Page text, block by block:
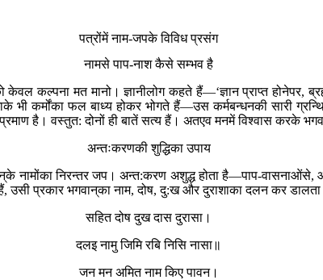
पत्रोंमें नाम-जपके विविध प्रसंग
नामसे पाप-नाश कैसे सम्भव है
कल्पना मत मानो। ज्ञानीलोग कहते हैं—‘ज्ञान प्राप्त होनेपर,
कर्मोंका फल बाध्य होकर भोगते हैं—उस कर्मबन्धनकी सारी
है। वस्तुत: दोनों ही बातें सत्य हैं। अतएव मनमें विश्वास करके
अन्तःकरणकी शुद्धिका उपाय
निरन्तर जप। अन्त:करण अशुद्ध होता है—पाप-
उसी प्रकार भगवान‍्का नाम, दोष, दु:ख और दुराशाका दलन कर
सहित दोष दुख दास दुरासा।
दलइ नामु जिमि रबि निसि नासा॥
जन मन अमित नाम किए पावन।